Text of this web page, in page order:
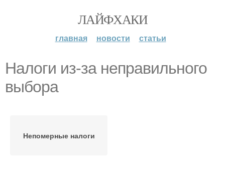
ЛАЙФХАКИ
главная новости статьи
Налоги из-за неправильного
выбора
Непомерные налоги